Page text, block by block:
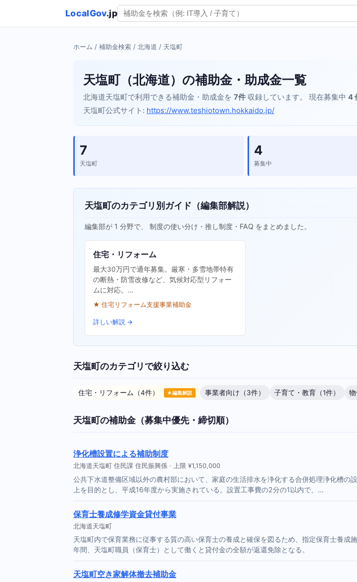
LocalGov.jp
ホーム / 補助金検索 / 北海道 / 天塩町
天塩町（北海道）の補助金・助成金一覧
北海道天塩町で利用できる補助金・助成金を 7件 収録しています。 現在募集中 4
天塩町公式サイト: https://www.teshiotown.hokkaido.jp/
7
天塩町
4
募集中
天塩町のカテゴリ別ガイド（編集部解説）
編集部が 1 分野で、 制度の使い分け・推し制度・FAQ をまとめました。
住宅・リフォーム
最大30万円で通年募集。厳寒・多雪地帯特有
の断熱・防雪改修など、気候対応型リフォー
ムに対応。…
★ 住宅リフォーム支援事業補助金
詳しい解説 →
天塩町のカテゴリで絞り込む
住宅・リフォーム（4件） ★編集解説 事業者向け（3件） 子育て・教育（1件） 物
天塩町の補助金（募集中優先・締切順）
浄化槽設置による補助制度
北海道天塩町 住民課 住民振興係 · 上限 ¥1,150,000
公共下水道整備区域以外の農村部において、家庭の生活排水を浄化する合併処理浄化槽
上を目的とし、平成16年度から実施されている。設置工事費の2分の1以内で、…
保育士養成修学資金貸付事業
北海道天塩町
天塩町内で保育業務に従事する質の高い保育士の養成と確保を図るため、指定保育士養
年間、天塩町職員（保育士）として働くと貸付金の全額が返還免除となる。
天塩町空き家解体撤去補助金